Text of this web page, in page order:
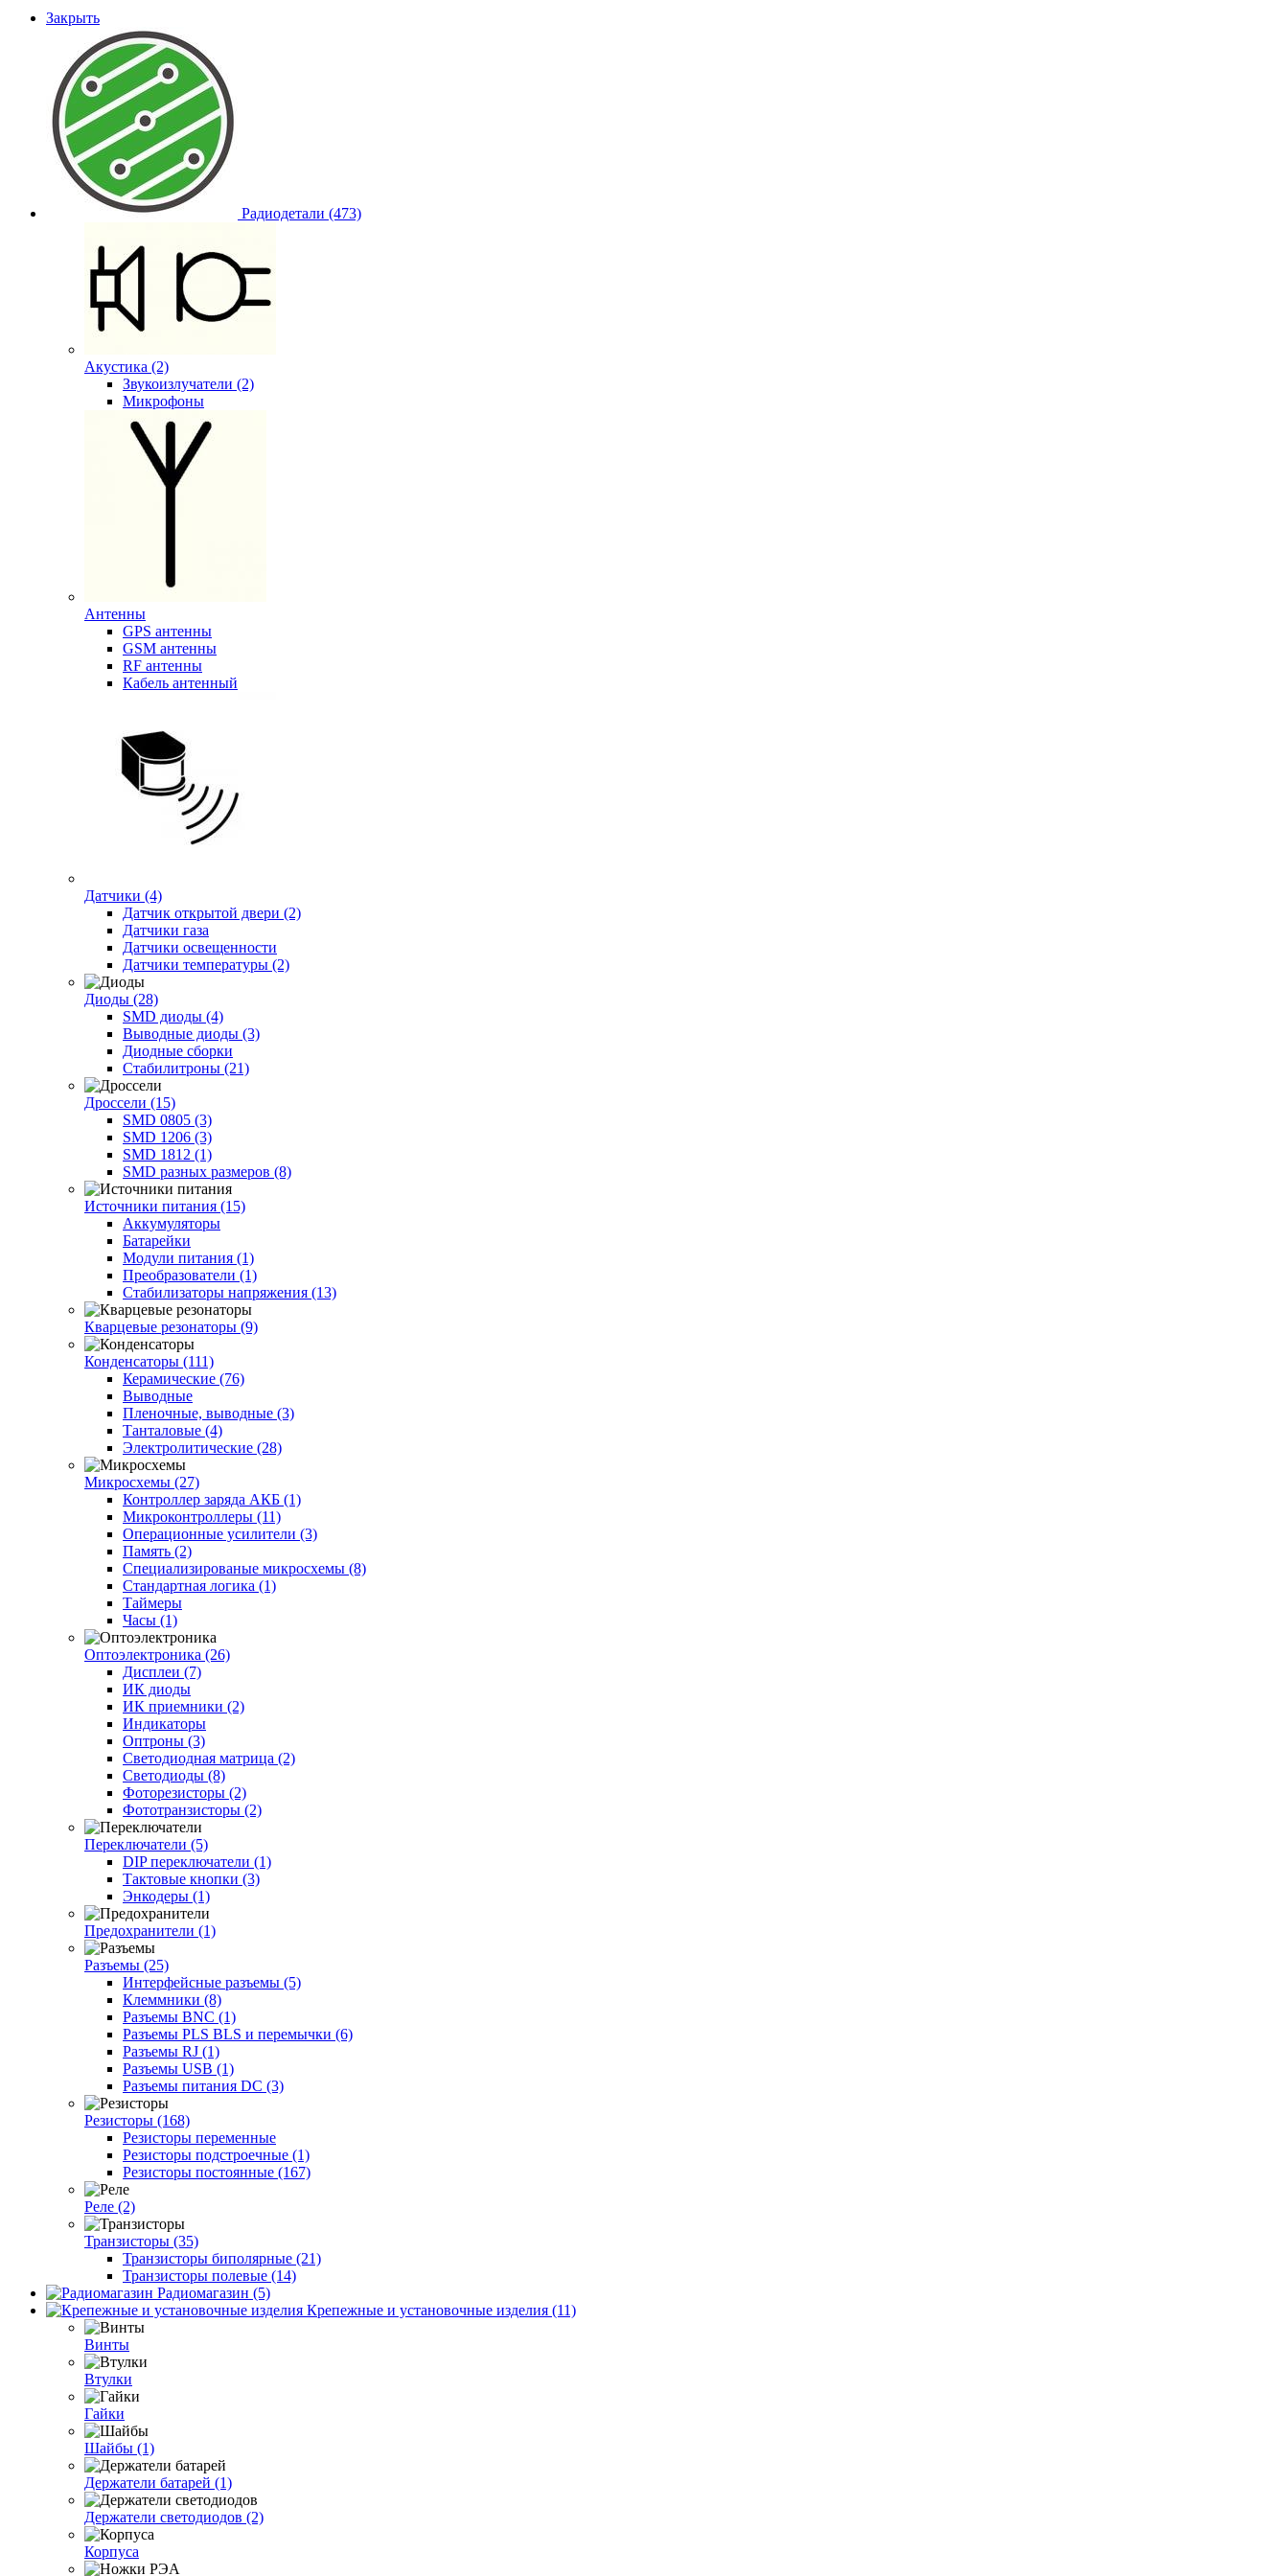
Закрыть
Радиодетали (473)
Акустика (2)
Звукоизлучатели (2)
Микрофоны
Антенны
GPS антенны
GSM антенны
RF антенны
Кабель антенный
Датчики (4)
Датчик открытой двери (2)
Датчики газа
Датчики освещенности
Датчики температуры (2)
Диоды (28)
SMD диоды (4)
Выводные диоды (3)
Диодные сборки
Стабилитроны (21)
Дроссели (15)
SMD 0805 (3)
SMD 1206 (3)
SMD 1812 (1)
SMD разных размеров (8)
Источники питания (15)
Аккумуляторы
Батарейки
Модули питания (1)
Преобразователи (1)
Стабилизаторы напряжения (13)
Кварцевые резонаторы (9)
Конденсаторы (111)
Керамические (76)
Выводные
Пленочные, выводные (3)
Танталовые (4)
Электролитические (28)
Микросхемы (27)
Контроллер заряда АКБ (1)
Микроконтроллеры (11)
Операционные усилители (3)
Память (2)
Специализированые микросхемы (8)
Стандартная логика (1)
Таймеры
Часы (1)
Оптоэлектроника (26)
Дисплеи (7)
ИК диоды
ИК приемники (2)
Индикаторы
Оптроны (3)
Светодиодная матрица (2)
Светодиоды (8)
Фоторезисторы (2)
Фототранзисторы (2)
Переключатели (5)
DIP переключатели (1)
Тактовые кнопки (3)
Энкодеры (1)
Предохранители (1)
Разъемы (25)
Интерфейсные разъемы (5)
Клеммники (8)
Разъемы BNC (1)
Разъемы PLS BLS и перемычки (6)
Разъемы RJ (1)
Разъемы USB (1)
Разъемы питания DC (3)
Резисторы (168)
Резисторы переменные
Резисторы подстроечные (1)
Резисторы постоянные (167)
Реле (2)
Транзисторы (35)
Транзисторы биполярные (21)
Транзисторы полевые (14)
Радиомагазин (5)
Крепежные и установочные изделия (11)
Винты
Втулки
Гайки
Шайбы (1)
Держатели батарей (1)
Держатели светодиодов (2)
Корпуса